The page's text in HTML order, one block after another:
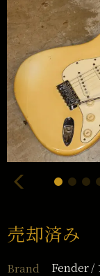
売却済み
Brand Fender